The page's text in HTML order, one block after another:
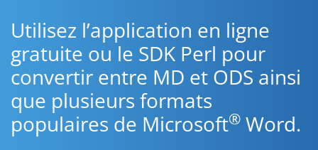
Utilisez l’application en ligne
gratuite ou le SDK Perl pour
convertir entre MD et ODS ainsi
que plusieurs formats
populaires de Microsoft® Word.